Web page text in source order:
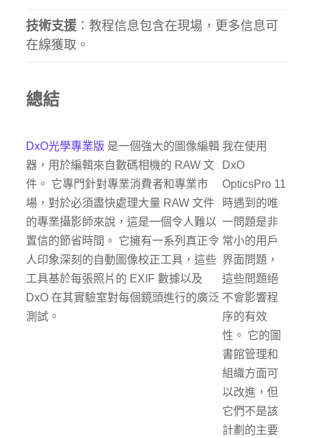
技術支援 ：教程信息包含在現場，更多信息可
在線獲取。
總結
DxO光學專業版 是一個強大的圖像編輯
器，用於編輯來自數碼相機的 RAW 文
件。 它專門針對專業消費者和專業市
場，對於必須盡快處理大量 RAW 文件
的專業攝影師來說，這是一個令人難以
置信的節省時間。 它擁有一系列真正令
人印象深刻的自動圖像校正工具，這些
工具基於每張照片的 EXIF 數據以及
DxO 在其實驗室對每個鏡頭進行的廣泛
測試。
我在使用
DxO
OpticsPro 11
時遇到的唯
一問題是非
常小的用戶
界面問題，
這些問題絕
不會影響程
序的有效
性。 它的圖
書館管理和
組織方面可
以改進，但
它們不是該
計劃的主要